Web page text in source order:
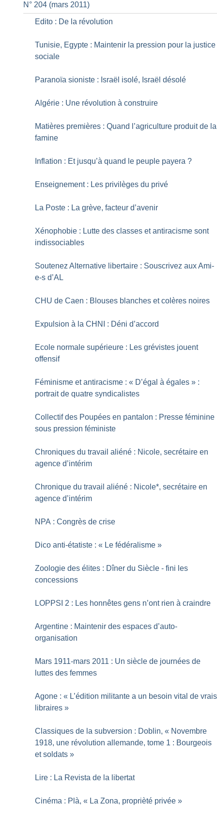
N° 204 (mars 2011)
Edito : De la révolution
Tunisie, Egypte : Maintenir la pression pour la justice
sociale
Paranoïa sioniste : Israël isolé, Israël désolé
Algérie : Une révolution à construire
Matières premières : Quand l’agriculture produit de la
famine
Inflation : Et jusqu’à quand le peuple payera ?
Enseignement : Les privilèges du privé
La Poste : La grève, facteur d’avenir
Xénophobie : Lutte des classes et antiracisme sont
indissociables
Soutenez Alternative libertaire : Souscrivez aux Ami-
e-s d’AL
CHU de Caen : Blouses blanches et colères noires
Expulsion à la CHNI : Déni d’accord
Ecole normale supérieure : Les grévistes jouent
offensif
Féminisme et antiracisme : « D’égal à égales » :
portrait de quatre syndicalistes
Collectif des Poupées en pantalon : Presse féminine
sous pression féministe
Chroniques du travail aliéné : Nicole, secrétaire en
agence d’intérim
Chronique du travail aliéné : Nicole*, secrétaire en
agence d’intérim
NPA : Congrès de crise
Dico anti-étatiste : « Le fédéralisme »
Zoologie des élites : Dîner du Siècle - fini les
concessions
LOPPSI 2 : Les honnêtes gens n’ont rien à craindre
Argentine : Maintenir des espaces d’auto-
organisation
Mars 1911-mars 2011 : Un siècle de journées de
luttes des femmes
Agone : « L’édition militante a un besoin vital de vrais
libraires »
Classiques de la subversion : Doblin, « Novembre
1918, une révolution allemande, tome 1 : Bourgeois
et soldats »
Lire : La Revista de la libertat
Cinéma : Plà, « La Zona, proprièté privée »